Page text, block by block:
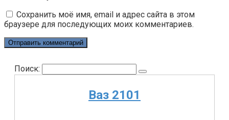
Сохранить моё имя, email и адрес сайта в этом
браузере для последующих моих комментариев.
Поиск:
Ваз 2101